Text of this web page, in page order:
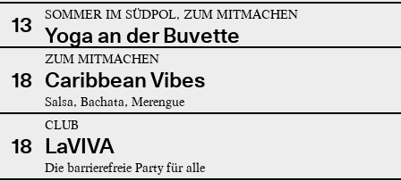
13 SOMMER IM SÜDPOL, ZUM MITMACHEN
Yoga an der Buvette
18
ZUM MITMACHEN
Caribbean Vibes
Salsa, Bachata, Merengue
18
CLUB
LaVIVA
Die barrierefreie Party für alle